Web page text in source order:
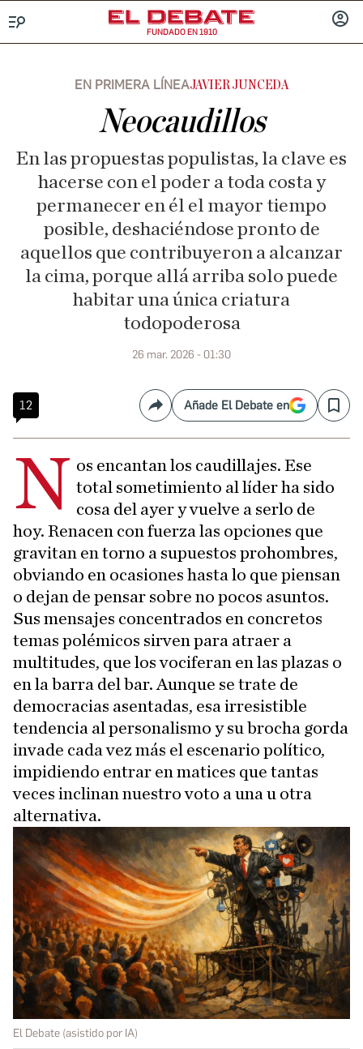
FUNDADO EN 1910
EN PRIMERA LÍNEAJAVIER JUNCEDA
Neocaudillos
En las propuestas populistas, la clave es
hacerse con el poder a toda costa y
permanecer en él el mayor tiempo
posible, deshaciéndose pronto de
aquellos que contribuyeron a alcanzar
la cima, porque allá arriba solo puede
habitar una única criatura
todopoderosa
26 mar. 2026 - 01:30
12 CompartirAñade El Debate en Save
N os encantan los caudillajes. Ese
total sometimiento al líder ha sido
cosa del ayer y vuelve a serlo de
hoy. Renacen con fuerza las opciones que
gravitan en torno a supuestos prohombres,
obviando en ocasiones hasta lo que piensan
o dejan de pensar sobre no pocos asuntos.
Sus mensajes concentrados en concretos
temas polémicos sirven para atraer a
multitudes, que los vociferan en las plazas o
en la barra del bar. Aunque se trate de
democracias asentadas, esa irresistible
tendencia al personalismo y su brocha gorda
invade cada vez más el escenario político,
impidiendo entrar en matices que tantas
veces inclinan nuestro voto a una u otra
alternativa.
El Debate (asistido por IA)